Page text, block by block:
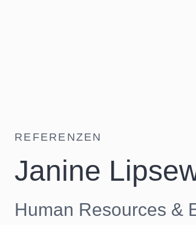
REFERENZEN
Janine
Human Resources &